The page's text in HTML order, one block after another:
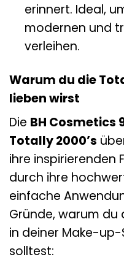
erinnert. Ideal,
modernen und
verleihen.
Warum du die
lieben wirst
Die BH Cosmetics
Totally 2000’s
ihre inspirierenden
durch ihre
einfache
Gründe, warum
in deiner Make-
solltest: